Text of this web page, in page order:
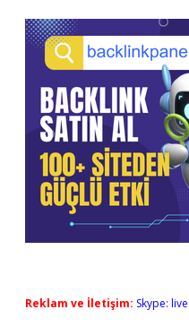
Reklam ve İletişim: Skype: